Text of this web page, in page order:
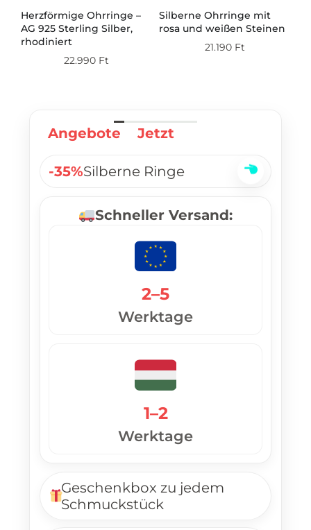
Herzförmige Ohrringe –
AG 925 Sterling Silber,
rhodiniert
22.990 Ft
Silberne Ohrringe mit
rosa und weißen Steinen
21.190 Ft
Angebote Jetzt
-35%Silberne Ringe
Schneller Versand:
1–2
Werktage
2–5
Werktage
Geschenkbox zu jedem
Schmuckstück